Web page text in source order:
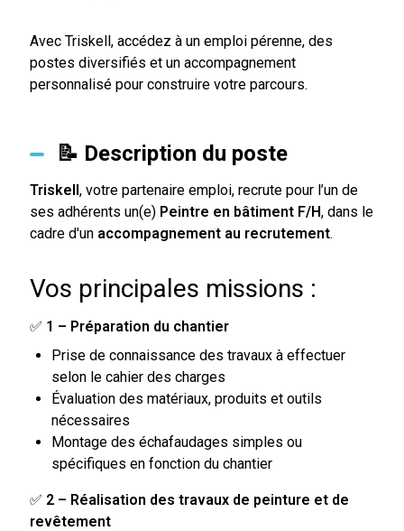
Avec Triskell, accédez à un emploi pérenne, des
postes diversifiés et un accompagnement
personnalisé pour construire votre parcours.
📝 Description du poste
Triskell, votre partenaire emploi, recrute pour l’un de
ses adhérents un(e) Peintre en bâtiment F/H, dans le
cadre d'un accompagnement au recrutement.
Vos principales missions :
✅ 1 – Préparation du chantier
Prise de connaissance des travaux à effectuer
selon le cahier des charges
Évaluation des matériaux, produits et outils
nécessaires
Montage des échafaudages simples ou
spécifiques en fonction du chantier
✅ 2 – Réalisation des travaux de peinture et de
revêtement